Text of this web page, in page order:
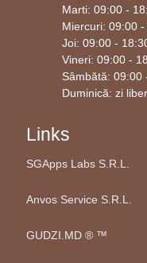
Marti: 09:00 -
Miercuri: 09:00
Joi: 09:00 -
Vineri: 09:00 -
Sâmbătă: 09:00
Duminică: zi
Links
SGApps Labs S.R.L.
Anvos Service S.R.L.
GUDZI.MD ®️ ™️